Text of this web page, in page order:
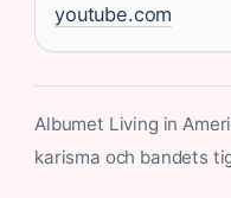
youtube.com
Albumet Living in
karisma och bandets